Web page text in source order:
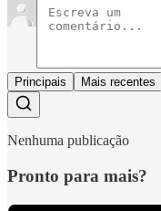
Principais Mais recentes
Nenhuma publicação
Pronto para mais?